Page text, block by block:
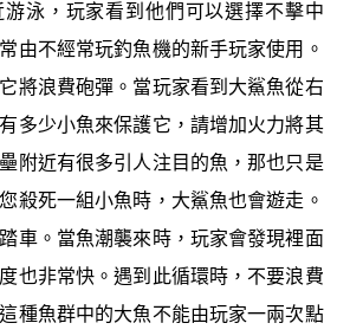
泳，玩家看到他們可以選擇不擊中
由不經常玩釣魚機的新手玩家使用。
將浪費砲彈。當玩家看到大鯊魚從右
多少小魚來保護它，請增加火力將其
附近有很多引人注目的魚，那也只是
殺死一組小魚時，大鯊魚也會遊走。
車。當魚潮襲來時，玩家會發現裡面
也非常快。遇到此循環時，不要浪費
種魚群中的大魚不能由玩家一兩次點